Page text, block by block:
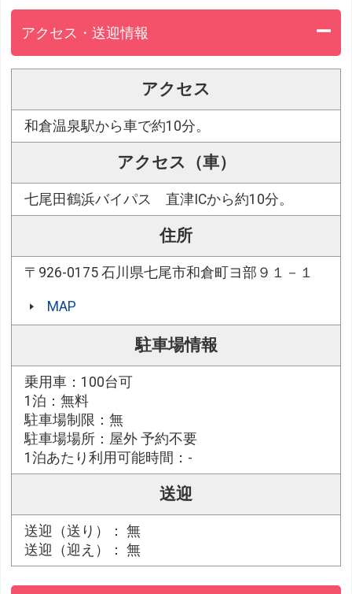
アクセス・送迎情報
アクセス
和倉温泉駅から車で約10分。
アクセス（車）
七尾田鶴浜バイパス 直津ICから約10分。
住所
〒926-0175 石川県七尾市和倉町ヨ部９１－１
MAP
駐車場情報
乗用車：100台可
1泊：無料
駐車場制限：無
駐車場場所：屋外 予約不要
1泊あたり利用可能時間：-
送迎
送迎（送り）： 無
送迎（迎え）： 無